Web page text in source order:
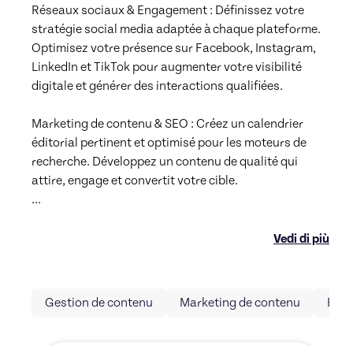
Réseaux sociaux & Engagement : Définissez votre
stratégie social media adaptée à chaque plateforme.
Optimisez votre présence sur Facebook, Instagram,
LinkedIn et TikTok pour augmenter votre visibilité
digitale et générer des interactions qualifiées.
Marketing de contenu & SEO : Créez un calendrier
éditorial pertinent et optimisé pour les moteurs de
recherche. Développez un contenu de qualité qui
...
Vedi di più
Gestion de contenu Marketing de contenu